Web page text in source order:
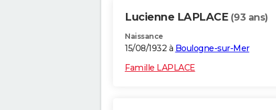
Lucienne LAPLACE (93 ans)
Naissance
15/08/1932 à Boulogne-sur-Mer
Famille LAPLACE